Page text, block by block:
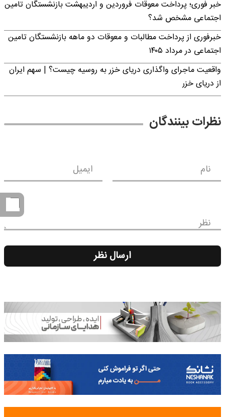
خبر فوری؛ پرداخت معوقات فروردین و اردیبهشت بازنشستگان تامین
اجتماعی مشخص شد؟
خبرفوری از پرداخت مطالبات و معوقات دو ماهه بازنشستگان تامین
اجتماعی در مرداد ۱۴۰۵
واقعیت ماجرای واگذاری دریای خزر به روسیه چیست؟ | سهم ایران
از دریای خزر
نظرات بینندگان
نام ایمیل
نظر
ارسال نظر